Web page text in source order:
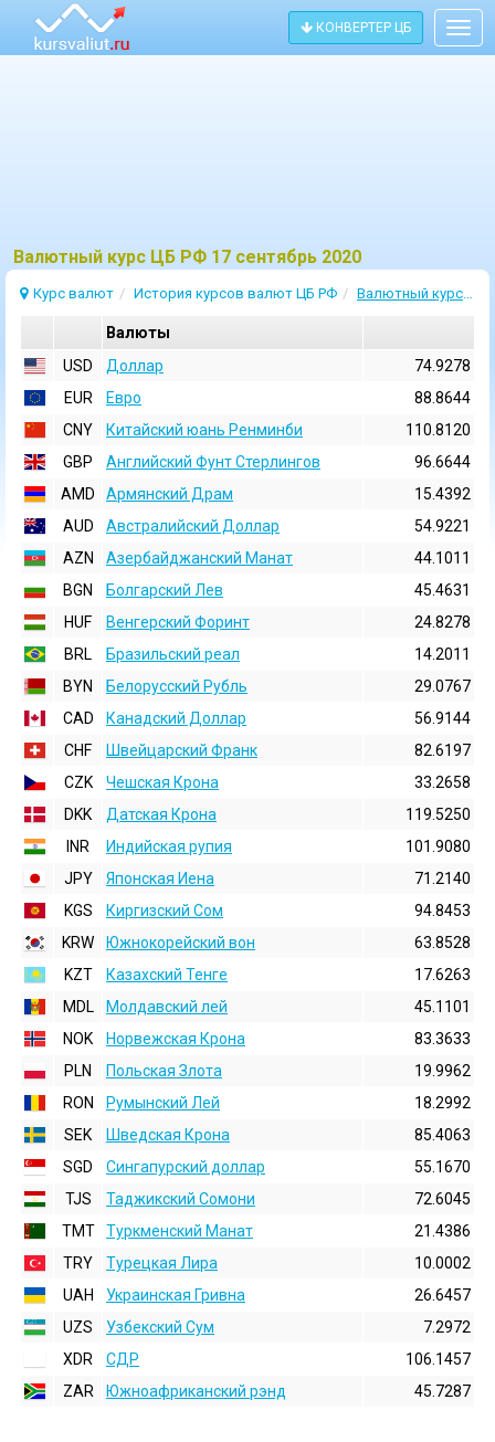
КОНВЕРТЕР ЦБ
Bалютный курс ЦБ РФ 17 сентябрь 2020
Курс валют История курсов валют ЦБ РФ Валютный курс 17 Сентябрь 2020
Валюты
USD
Доллар
74.9278
EUR
Евро
88.8644
CNY
Китайский юань Ренминби
110.8120
GBP
Английский Фунт Стерлингов
96.6644
AMD
Армянский Драм
15.4392
AUD
Австралийский Доллар
54.9221
AZN
Азербайджанский Манат
44.1011
BGN
Болгарский Лев
45.4631
HUF
Венгерский Форинт
24.8278
BRL
Бразильский реал
14.2011
BYN
Белорусский Рубль
29.0767
CAD
Канадский Доллар
56.9144
CHF
Швейцарский Франк
82.6197
CZK
Чешская Крона
33.2658
DKK
Датская Крона
119.5250
INR
Индийская pупия
101.9080
JPY
Японская Иена
71.2140
KGS
Киргизский Сом
94.8453
KRW
Южнокорейский вон
63.8528
KZT
Казахский Тенге
17.6263
MDL
Молдавский лей
45.1101
NOK
Норвежская Крона
83.3633
PLN
Польская Злота
19.9962
RON
Румынский Лей
18.2992
SEK
Шведская Крона
85.4063
SGD
Сингапурский доллар
55.1670
TJS
Таджикский Сомони
72.6045
TMT
Туркменский Манат
21.4386
TRY
Турецкая Лира
10.0002
UAH
Украинская Гривна
26.6457
UZS
Узбекский Сум
7.2972
XDR
СДР
106.1457
ZAR
Южноафриканский рэнд 45.7287